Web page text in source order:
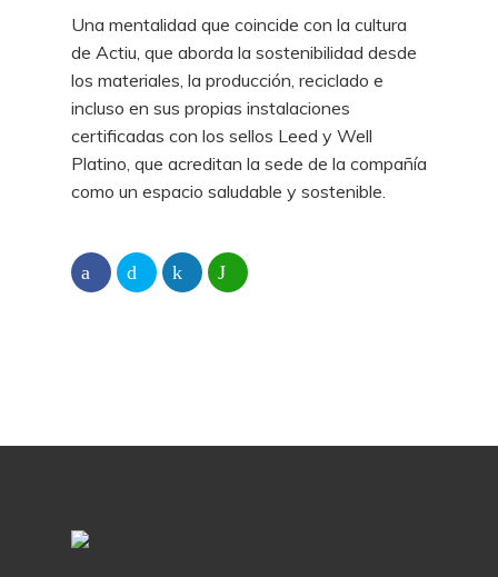
Una mentalidad que coincide con la cultura
de Actiu, que aborda la sostenibilidad desde
los materiales, la producción, reciclado e
incluso en sus propias instalaciones
certificadas con los sellos Leed y Well
Platino, que acreditan la sede de la compañía
como un espacio saludable y sostenible.